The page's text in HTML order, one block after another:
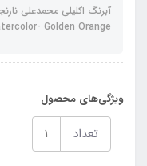
Golden Orange
ویژگی‌های محصول
تعداد